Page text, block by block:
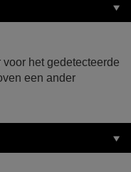
het gedetecteerde
een ander